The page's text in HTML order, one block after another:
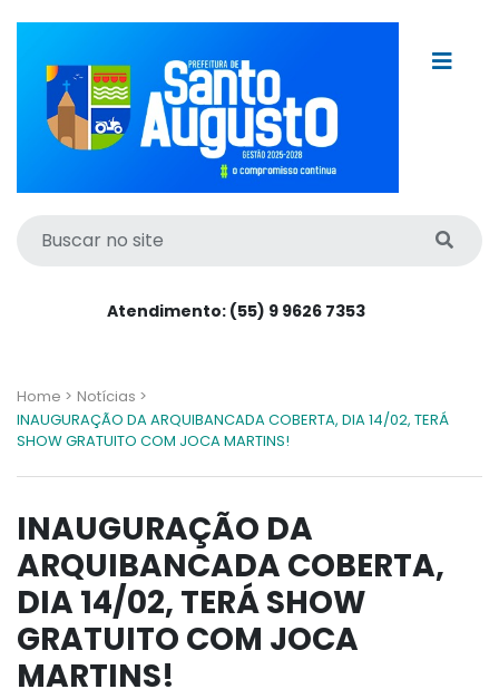
Atendimento: (55) 9 9626 7353
Home > Notícias >
INAUGURAÇÃO DA ARQUIBANCADA COBERTA, DIA 14/02, TERÁ
SHOW GRATUITO COM JOCA MARTINS!
INAUGURAÇÃO DA
ARQUIBANCADA COBERTA,
DIA 14/02, TERÁ SHOW
GRATUITO COM JOCA
MARTINS!